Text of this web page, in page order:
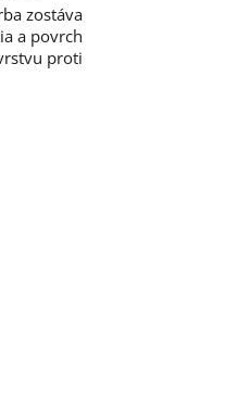
zostáva
a povrch
proti